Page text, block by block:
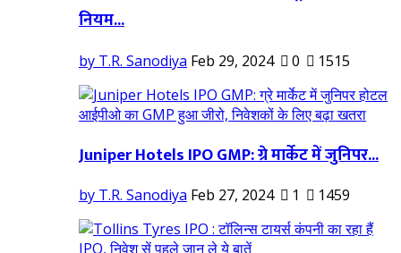
नियम...
by T.R. Sanodiya Feb 29, 2024 0 1515
Juniper Hotels IPO GMP: ग्रे मार्केट में जुनिपर...
by T.R. Sanodiya Feb 27, 2024 1 1459